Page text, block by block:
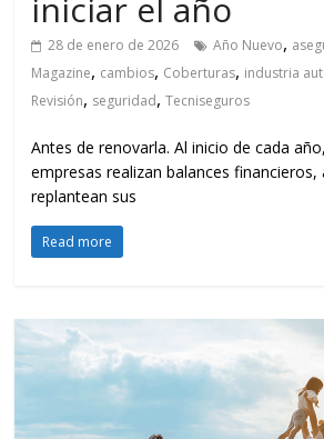
iniciar el año
28 de enero de 2026 Año Nuevo,
Magazine, cambios, Coberturas, industria
Revisión, seguridad,Tecniseguros
Antes de renovarla. Al inicio de cada
empresas realizan balances
replantean sus
Read more